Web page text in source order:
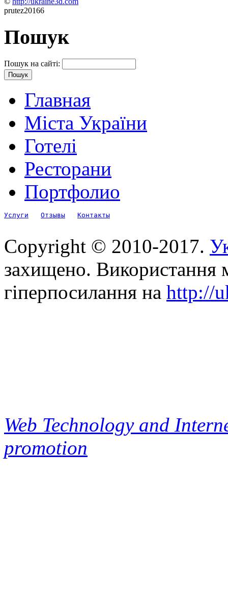
prutez20166
Пошук
Пошук на сайті:
Главная
Міста України
Готелі
Ресторани
Портфолио
Услуги Отзывы Контакты
Copyright © 2010-2017.
захищено. Використання
гіперпосилання на http://
Web Technology and
promotion